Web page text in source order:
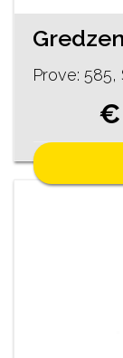
Prove: 585,
€